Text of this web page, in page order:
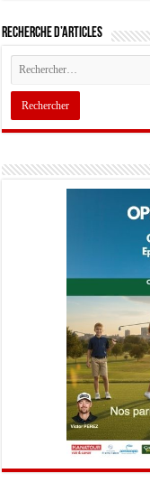
Recherche d’articles